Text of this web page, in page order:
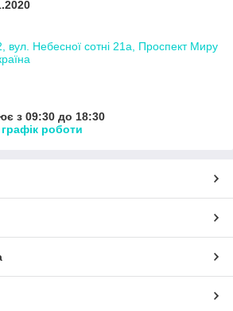
вул. Небесної сотні 21а, Проспект Миру
з 09:30 до 18:30
роботи